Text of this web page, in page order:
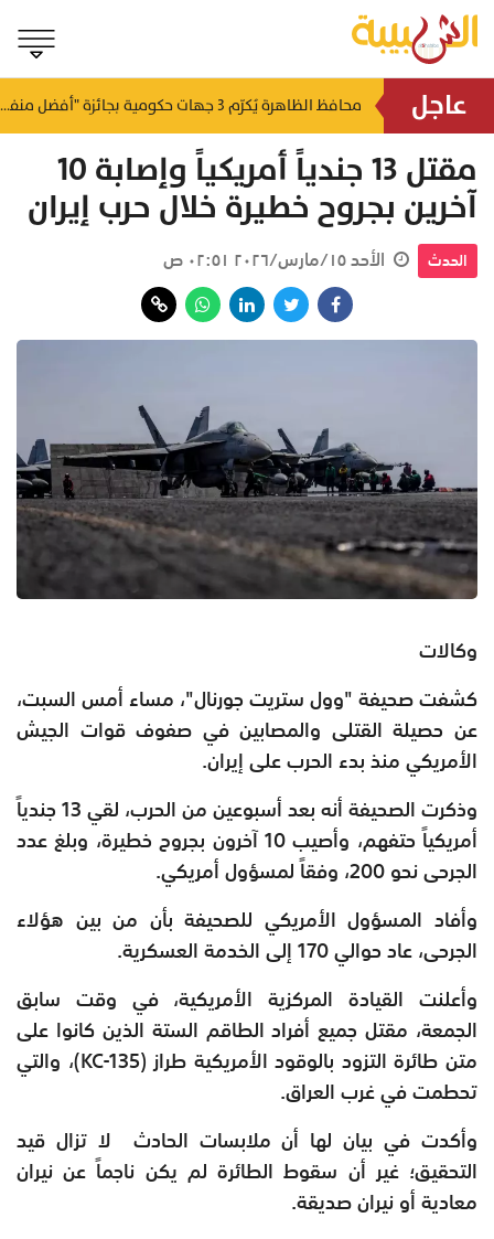
عاجل
منذ ٥ ساعات منذ ٥ ساعات محافظ الظاهرة يُكرّم 3 جهات حكومية بجائزة "أفضل منفذ تقديم خدمة" لعام 2025
مقتل 13 جندياً أمريكياً وإصابة 10
آخرين بجروح خطيرة خلال حرب إيران
الحدث الأحد ١٥/مارس/٢٠٢٦ ٠٢:٥١ ص
وكالات
كشفت صحيفة "وول ستريت جورنال"، مساء أمس السبت،
عن حصيلة القتلى والمصابين في صفوف قوات الجيش
الأمريكي منذ بدء الحرب على إيران.
وذكرت الصحيفة أنه بعد أسبوعين من الحرب، لقي 13 جندياً
أمريكياً حتفهم، وأصيب 10 آخرون بجروح خطيرة، وبلغ عدد
الجرحى نحو 200، وفقاً لمسؤول أمريكي.
وأفاد المسؤول الأمريكي للصحيفة بأن من بين هؤلاء
الجرحى، عاد حوالي 170 إلى الخدمة العسكرية.
وأعلنت القيادة المركزية الأمريكية، في وقت سابق
الجمعة، مقتل جميع أفراد الطاقم الستة الذين كانوا على
متن طائرة التزود بالوقود الأمريكية طراز (KC-135)، والتي
تحطمت في غرب العراق.
وأكدت في بيان لها أن ملابسات الحادث لا تزال قيد
التحقيق؛ غير أن سقوط الطائرة لم يكن ناجماً عن نيران
معادية أو نيران صديقة.